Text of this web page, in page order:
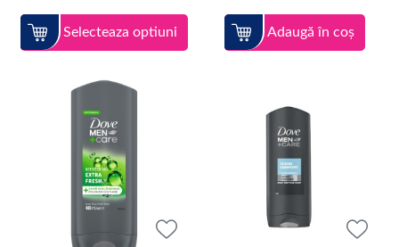
Selecteaza optiuni Adaugă în coș